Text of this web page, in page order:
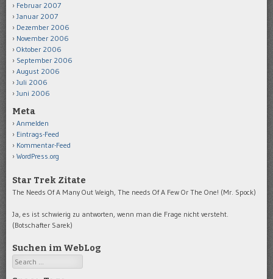
Februar 2007
Januar 2007
Dezember 2006
November 2006
Oktober 2006
September 2006
August 2006
Juli 2006
Juni 2006
Meta
Anmelden
Eintrags-Feed
Kommentar-Feed
WordPress.org
Star Trek Zitate
The Needs Of A Many Out Weigh, The needs Of A Few Or The One! (Mr. Spock)
Ja, es ist schwierig zu antworten, wenn man die Frage nicht versteht.
(Botschafter Sarek)
Suchen im WebLog
Search